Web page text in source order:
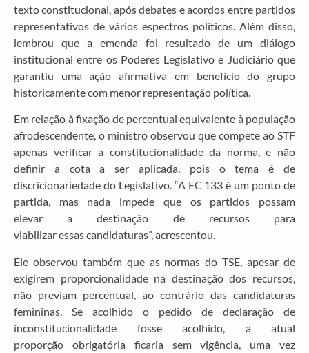
texto constitucional, após debates e acordos entre partidos
representativos de vários espectros políticos. Além disso,
lembrou que a emenda foi resultado de um diálogo
institucional entre os Poderes Legislativo e Judiciário que
garantiu uma ação afirmativa em benefício do grupo
historicamente com menor representação política.
Em relação à fixação de percentual equivalente à população
afrodescendente, o ministro observou que compete ao STF
apenas verificar a constitucionalidade da norma, e não
definir a cota a ser aplicada, pois o tema é de
discricionariedade do Legislativo. “A EC 133 é um ponto de
partida, mas nada impede que os partidos possam
elevar a destinação de recursos para
viabilizar essas candidaturas”, acrescentou.
Ele observou também que as normas do TSE, apesar de
exigirem proporcionalidade na destinação dos recursos,
não previam percentual, ao contrário das candidaturas
femininas. Se acolhido o pedido de declaração de
inconstitucionalidade fosse acolhido, a atual
proporção obrigatória ficaria sem vigência, uma vez